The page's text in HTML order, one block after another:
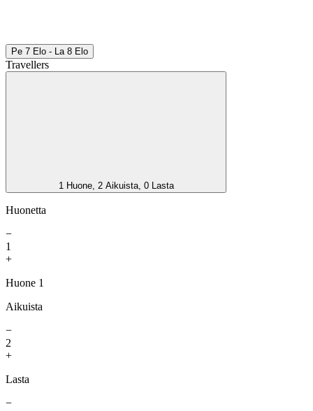
Pe 7 Elo - La 8 Elo
Travellers
1 Huone, 2 Aikuista, 0 Lasta
Huonetta
−
1
+
Huone 1
Aikuista
−
2
+
Lasta
−